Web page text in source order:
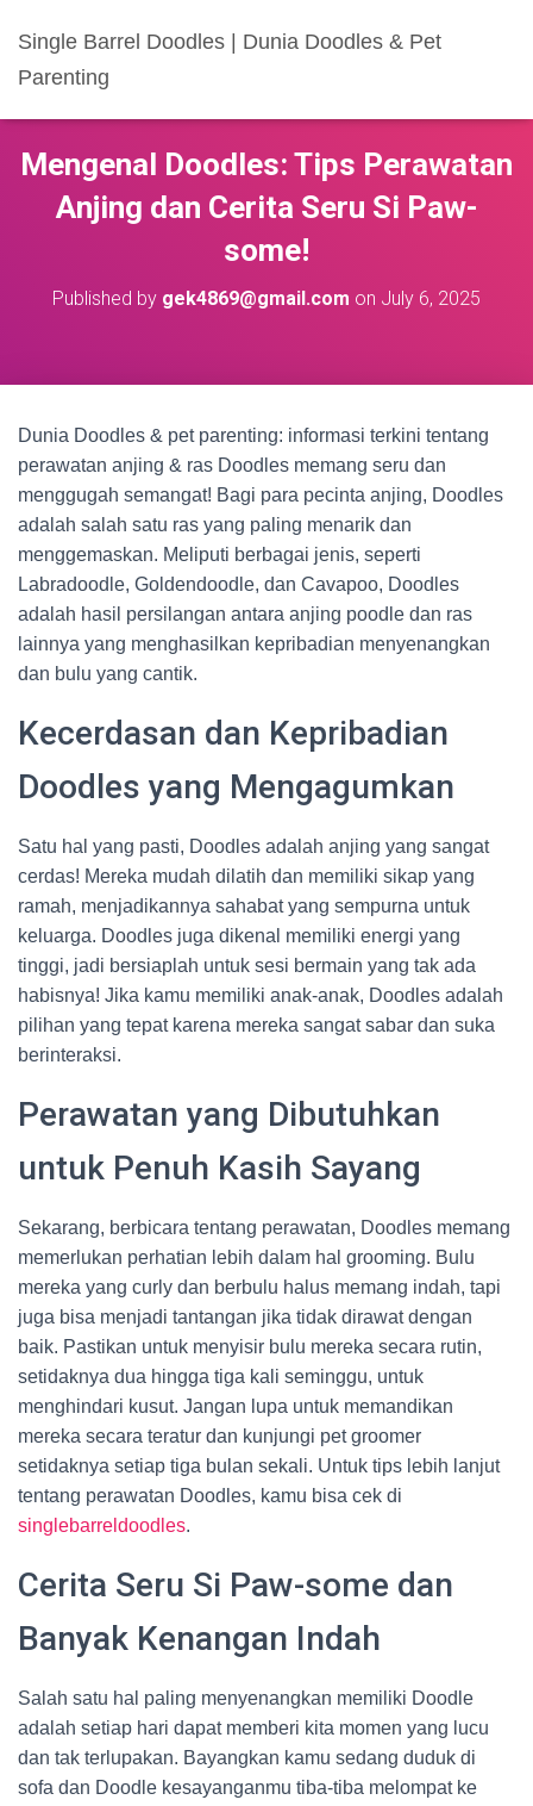
Single Barrel Doodles | Dunia Doodles & Pet
Parenting
Mengenal Doodles: Tips Perawatan
Anjing dan Cerita Seru Si Paw-
some!
Published by gek4869@gmail.com on July 6, 2025
Dunia Doodles & pet parenting: informasi terkini tentang
perawatan anjing & ras Doodles memang seru dan
menggugah semangat! Bagi para pecinta anjing, Doodles
adalah salah satu ras yang paling menarik dan
menggemaskan. Meliputi berbagai jenis, seperti
Labradoodle, Goldendoodle, dan Cavapoo, Doodles
adalah hasil persilangan antara anjing poodle dan ras
lainnya yang menghasilkan kepribadian menyenangkan
dan bulu yang cantik.
Kecerdasan dan Kepribadian
Doodles yang Mengagumkan
Satu hal yang pasti, Doodles adalah anjing yang sangat
cerdas! Mereka mudah dilatih dan memiliki sikap yang
ramah, menjadikannya sahabat yang sempurna untuk
keluarga. Doodles juga dikenal memiliki energi yang
tinggi, jadi bersiaplah untuk sesi bermain yang tak ada
habisnya! Jika kamu memiliki anak-anak, Doodles adalah
pilihan yang tepat karena mereka sangat sabar dan suka
berinteraksi.
Perawatan yang Dibutuhkan
untuk Penuh Kasih Sayang
Sekarang, berbicara tentang perawatan, Doodles memang
memerlukan perhatian lebih dalam hal grooming. Bulu
mereka yang curly dan berbulu halus memang indah, tapi
juga bisa menjadi tantangan jika tidak dirawat dengan
baik. Pastikan untuk menyisir bulu mereka secara rutin,
setidaknya dua hingga tiga kali seminggu, untuk
menghindari kusut. Jangan lupa untuk memandikan
mereka secara teratur dan kunjungi pet groomer
setidaknya setiap tiga bulan sekali. Untuk tips lebih lanjut
tentang perawatan Doodles, kamu bisa cek di
singlebarreldoodles.
Cerita Seru Si Paw-some dan
Banyak Kenangan Indah
Salah satu hal paling menyenangkan memiliki Doodle
adalah setiap hari dapat memberi kita momen yang lucu
dan tak terlupakan. Bayangkan kamu sedang duduk di
sofa dan Doodle kesayanganmu tiba-tiba melompat ke